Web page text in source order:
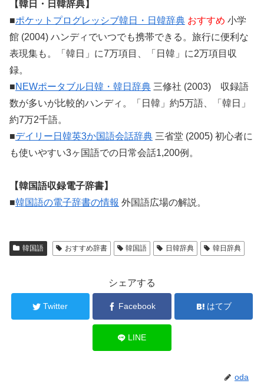
【韓日・日韓辞典】
■ポケットプログレッシブ韓日・日韓辞典 おすすめ 小学
館 (2004) ハンディでいつでも携帯できる。旅行に便利な
表現集も。「韓日」に7万項目、「日韓」に2万項目収
録。
■NEWポータブル日韓・韓日辞典 三修社 (2003) 収録語
数が多いが比較的ハンディ。「日韓」約5万語、「韓日」
約7万2千語。
■デイリー日韓英3か国語会話辞典 三省堂 (2005) 初心者に
も使いやすい3ヶ国語での日常会話1,200例。
【韓国語収録電子辞書】
■韓国語の電子辞書の情報 外国語広場の解説。
韓国語 おすすめ辞書 韓国語 日韓辞典 韓日辞典
シェアする
Twitter Facebook はてブ
LINE
oda